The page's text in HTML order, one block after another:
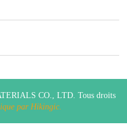
CO., LTD. Tous droits
par Hikingic.